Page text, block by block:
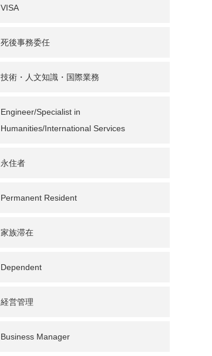
VISA
死後事務委任
技術・人文知識・国際業務
Engineer/Specialist in
Humanities/International Services
永住者
Permanent Resident
家族滞在
Dependent
経営管理
Business Manager